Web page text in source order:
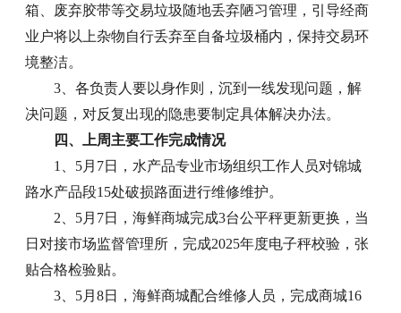
箱、废弃胶带等交易垃圾随地丢弃陋习管理，引导经商
业户将以上杂物自行丢弃至自备垃圾桶内，保持交易环
境整洁。
3、各负责人要以身作则，沉到一线发现问题，解
决问题，对反复出现的隐患要制定具体解决办法。
四、上周主要工作完成情况
1、5月7日，水产品专业市场组织工作人员对锦城
路水产品段15处破损路面进行维修维护。
2、5月7日，海鲜商城完成3台公平秤更新更换，当
日对接市场监督管理所，完成2025年度电子秤校验，张
贴合格检验贴。
3、5月8日，海鲜商城配合维修人员，完成商城16